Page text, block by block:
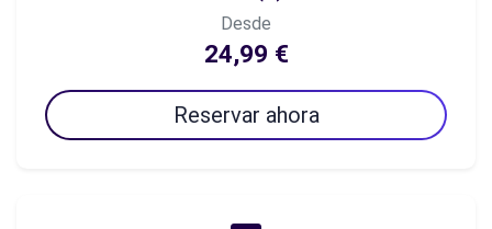
Desde
24,99 €
Reservar ahora